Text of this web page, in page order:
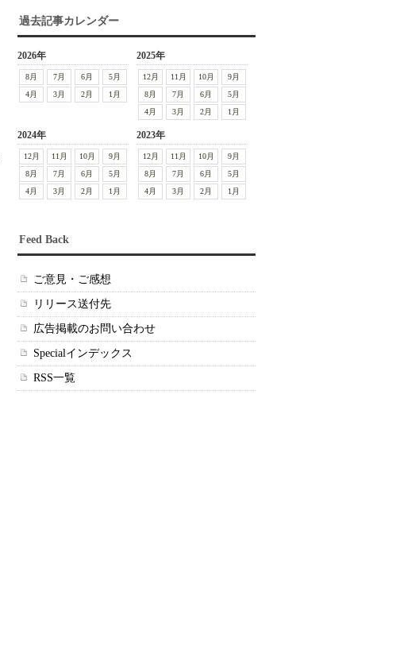
過去記事カレンダー
2026年
8月 7月 6月
5月
4月
3月 2月 1月
2025年
12月 11月 10月
9月
8月
7月 6月
5月
4月
3月 2月 1月
2024年
12月 11月 10月
9月
8月
7月 6月
5月
4月
3月 2月 1月
2023年
12月 11月 10月
9月
8月
7月 6月
5月
4月
3月 2月 1月
Feed Back
ご意見・ご感想
リリース送付先
広告掲載のお問い合わせ
Specialインデックス
RSS一覧